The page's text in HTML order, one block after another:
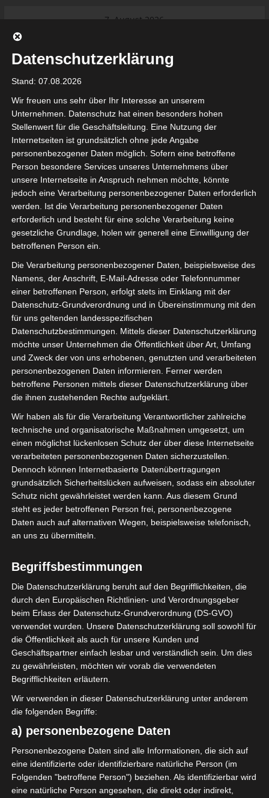
7. August 2026
beginnt am 22. und 23. August
2026 (Update)
Meisterschaft an
Ligue 1 Pro: Spielplan der ersten 15
Spieltage der Saison 2026/2027
Ligue 2 Pro Tunesien 2026/2027 –
Saison beginnt am am 19./20.
September 2026
Internationaler Sportgerichtshof
lehnt Eilverfahren ab – AS Soliman
steuert auf die Ligue 2 zu
tunesienfussball.de
Tunesien Ligafußball
Für die Nutzung von Google Adsense (Google Ireland Limited, Gordon
Barrow Street, Dublin, D04 E5W5, Ireland) benötigen wir laut DSGVO Ihre
Zustimmung. Es werden seitens Google Adsense personenbezogene Daten
erhoben, verarbeitet und gespeichert. Welche Daten genau entnehmen Sie
den Datenschutzbedingungen.
Google Adsenseist deaktiviert. ✓ Erlauben Datenschutzbedingungen
Sie befinden sich hier:Startseite» Spieler»Pape
Moussa Konaté
Pape Moussa Konaté
Voller Name
Position Offensivspieler
Aktuelles Team
Espérance Sportive de
Tunis (EST)
Nationalität
Datenschutzerklärung
Stand: 07.08.2026
Wir freuen uns sehr über Ihr Interesse an unserem
Unternehmen. Datenschutz hat einen besonders hohen
Stellenwert für die Geschäftsleitung. Eine Nutzung der
Internetseiten ist grundsätzlich ohne jede Angabe
personenbezogener Daten möglich. Sofern eine betroffene
Person besondere Services unseres Unternehmens über
unsere Internetseite in Anspruch nehmen möchte, könnte
jedoch eine Verarbeitung personenbezogener Daten erforderlich
werden. Ist die Verarbeitung personenbezogener Daten
erforderlich und besteht für eine solche Verarbeitung keine
gesetzliche Grundlage, holen wir generell eine Einwilligung der
betroffenen Person ein.
Die Verarbeitung personenbezogener Daten, beispielsweise des
Namens, der Anschrift, E-Mail-Adresse oder Telefonnummer
einer betroffenen Person, erfolgt stets im Einklang mit der
Datenschutz-Grundverordnung und in Übereinstimmung mit den
für uns geltenden landesspezifischen
Datenschutzbestimmungen. Mittels dieser Datenschutzerklärung
möchte unser Unternehmen die Öffentlichkeit über Art, Umfang
und Zweck der von uns erhobenen, genutzten und verarbeiteten
personenbezogenen Daten informieren. Ferner werden
betroffene Personen mittels dieser Datenschutzerklärung über
die ihnen zustehenden Rechte aufgeklärt.
Wir haben als für die Verarbeitung Verantwortlicher zahlreiche
technische und organisatorische Maßnahmen umgesetzt, um
einen möglichst lückenlosen Schutz der über diese Internetseite
verarbeiteten personenbezogenen Daten sicherzustellen.
Dennoch können Internetbasierte Datenübertragungen
grundsätzlich Sicherheitslücken aufweisen, sodass ein absoluter
Schutz nicht gewährleistet werden kann. Aus diesem Grund
steht es jeder betroffenen Person frei, personenbezogene
Daten auch auf alternativen Wegen, beispielsweise telefonisch,
an uns zu übermitteln.
Begriffsbestimmungen
Die Datenschutzerklärung beruht auf den Begrifflichkeiten, die
durch den Europäischen Richtlinien- und Verordnungsgeber
beim Erlass der Datenschutz-Grundverordnung (DS-GVO)
verwendet wurden. Unsere Datenschutzerklärung soll sowohl für
die Öffentlichkeit als auch für unsere Kunden und
Geschäftspartner einfach lesbar und verständlich sein. Um dies
zu gewährleisten, möchten wir vorab die verwendeten
Begrifflichkeiten erläutern.
Wir verwenden in dieser Datenschutzerklärung unter anderem
die folgenden Begriffe:
a) personenbezogene Daten
Personenbezogene Daten sind alle Informationen, die sich auf
eine identifizierte oder identifizierbare natürliche Person (im
Folgenden "betroffene Person") beziehen. Als identifizierbar wird
eine natürliche Person angesehen, die direkt oder indirekt,